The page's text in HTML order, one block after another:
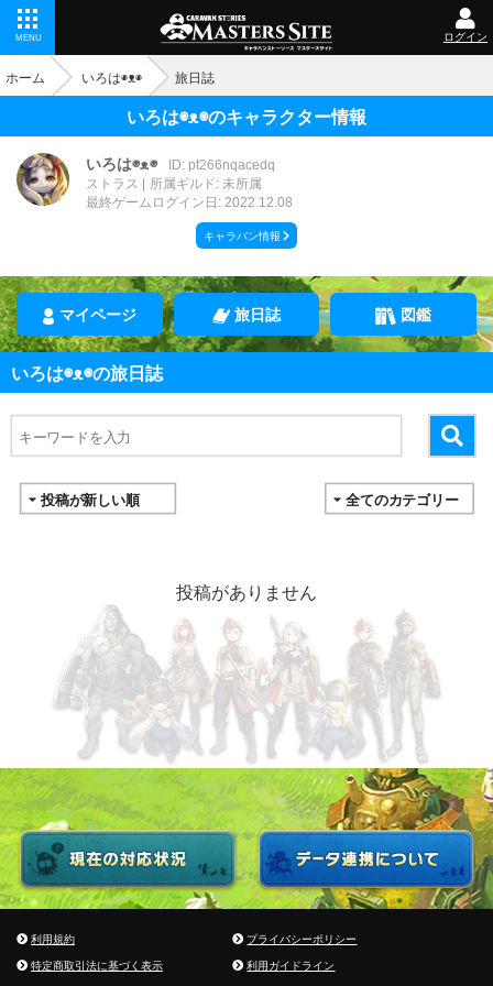
MENU ログイン
ホーム いろは◉ᴥ◉ 旅日誌
いろは◉ᴥ◉のキャラクター情報
いろは◉ᴥ◉ ID: pt266nqacedq
ストラス
所属ギルド: 未所属
最終ゲームログイン日: 2022.12.08
キャラバン情報
マイページ 旅日誌 図鑑
いろは◉ᴥ◉の旅日誌
投稿がありません
利用規約
プライバシーポリシー
特定商取引法に基づく表示
利用ガイドライン